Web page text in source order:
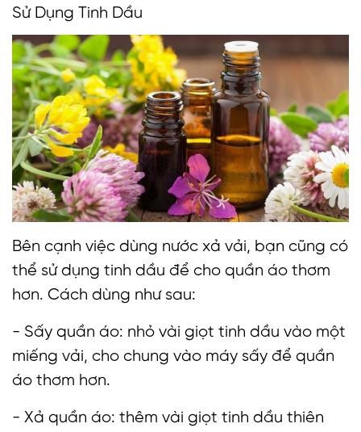
Sử Dụng Tinh Dầu
Bên cạnh việc dùng nước xả vải, bạn cũng có
thể sử dụng tinh dầu để cho quần áo thơm
hơn. Cách dùng như sau:
- Sấy quần áo: nhỏ vài giọt tinh dầu vào một
miếng vải, cho chung vào máy sấy để quần
áo thơm hơn.
- Xả quần áo: thêm vài giọt tinh dầu thiên